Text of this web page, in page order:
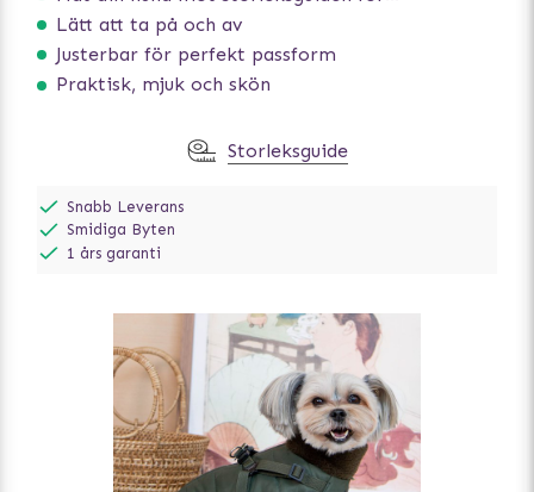
Lätt att ta på och av
Justerbar för perfekt passform
Praktisk, mjuk och skön
Storleksguide
Snabb Leverans
Smidiga Byten
1 års garanti